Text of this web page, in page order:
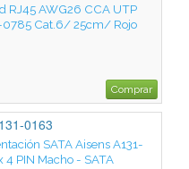
RJ45 AWG26 CCA UTP
0785 Cat.6/ 25cm/ Rojo
Comprar
0163
SATA Aisens A131-
PIN Macho - SATA